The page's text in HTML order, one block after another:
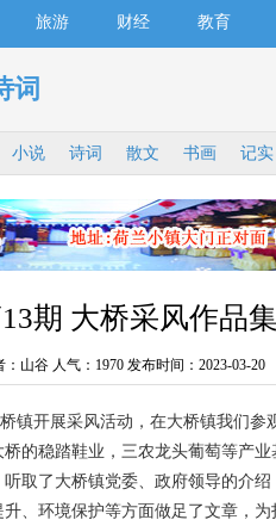
旅游 财经 教育
词
小说 诗词 散文 书画 记实
期 大桥采风作品
山谷 人气： 1970 发布时间：2023-03-20
开展采风活动，在大桥镇我们参
的稳踏鞋业，三农龙头葡萄等产
取了大桥镇党委、政府领导的介
、环境保护等方面做足了文章，